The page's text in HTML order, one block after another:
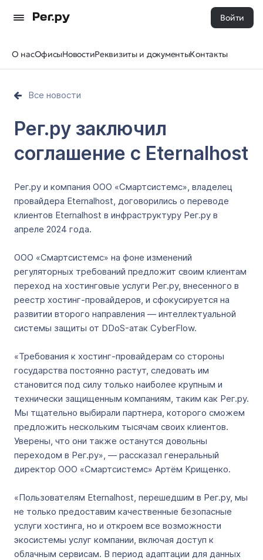
Войти
О насОфисыНовостиРеквизиты и документыКонтакты
Все новости
Рег.ру заключил
соглашение с Eternalhost
Рег.ру и компания ООО «Смартсистемс», владелец
провайдера Eternalhost, договорились о переводе
клиентов Eternalhost в инфраструктуру Рег.ру в
апреле 2024 года.
ООО «Смартсистемс» на фоне изменений
регуляторных требований предложит своим клиентам
переход на хостинговые услуги Рег.ру, внесенного в
реестр хостинг-провайдеров, и сфокусируется на
развитии второго направления — интеллектуальной
системы защиты от DDoS-атак CyberFlow.
«Требования к хостинг-провайдерам со стороны
государства постоянно растут, следовать им
становится под силу только наиболее крупным и
технически защищенным компаниям, таким как Рег.ру.
Мы тщательно выбирали партнера, которого сможем
предложить нескольким тысячам своих клиентов.
Уверены, что они также останутся довольны
переходом в Рег.ру», — рассказал генеральный
директор ООО «Смартсистемс» Артём Крищенко.
«Пользователям Eternalhost, перешедшим в Рег.ру, мы
не только предоставим качественные безопасные
услуги хостинга, но и откроем все возможности
экосистемы услуг компании, включая доступ к
облачным сервисам. В период адаптации для данных